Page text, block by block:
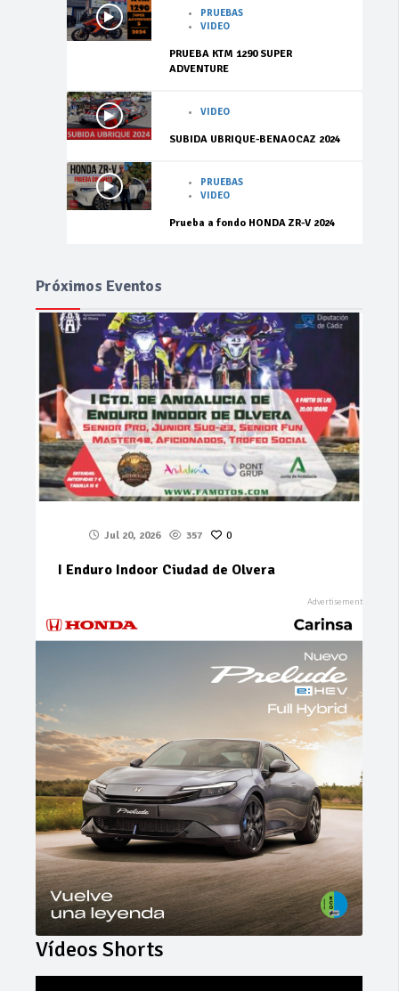
PRUEBAS
VIDEO
PRUEBA KTM 1290 SUPER
ADVENTURE
VIDEO
SUBIDA UBRIQUE-BENAOCAZ 2024
PRUEBAS
VIDEO
Prueba a fondo HONDA ZR-V 2024
Próximos Eventos
Jul 20, 2026 357 0
I Enduro Indoor Ciudad de Olvera
Vídeos Shorts